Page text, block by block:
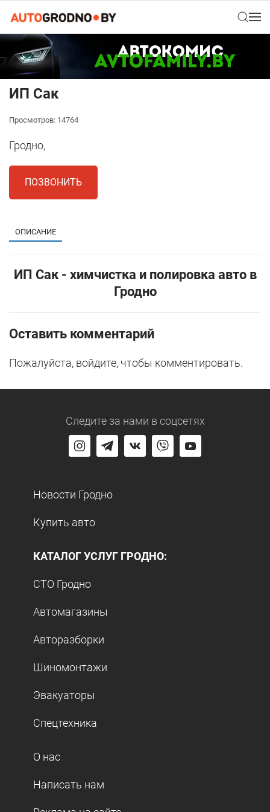
ИП Сак
Просмотров: 14764
Гродно,
ПОЗВОНИТЬ
ОПИСАНИЕ
ИП Сак - химчистка и полировка авто в
Гродно
Оставить комментарий
Пожалуйста, войдите, чтобы комментировать.
Следите за нами в соцсетях
Новости Гродно
Купить авто
КАТАЛОГ УСЛУГ ГРОДНО:
СТО Гродно
Автомагазины
Авторазборки
Шиномонтажи
Эвакуаторы
Спецтехника
О нас
Написать нам